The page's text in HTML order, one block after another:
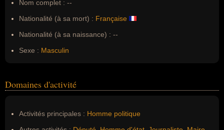
Nom complet : --
Nationalité (à sa mort) : Française
Nationalité (à sa naissance) : --
Sexe : Masculin
Domaines d'activité
Activités principales : Homme politique